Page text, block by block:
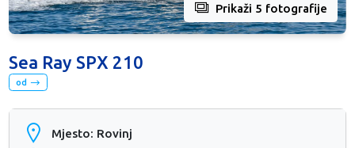
Prikaži 5 fotografije
Sea Ray SPX 210
od
Mjesto: Rovinj